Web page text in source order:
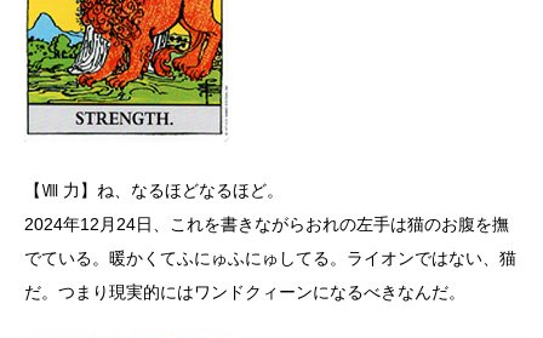
【Ⅷ 力】ね、なるほどなるほど。
2024年12月24日、これを書きながらおれの左手は猫のお腹を撫
でている。暖かくてふにゅふにゅしてる。ライオンではない、猫
だ。つまり現実的にはワンドクィーンになるべきなんだ。